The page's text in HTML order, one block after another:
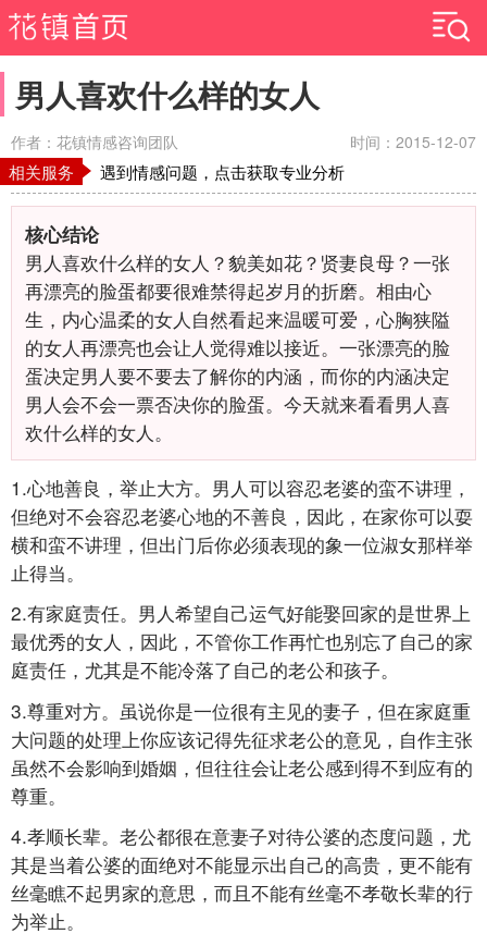
男人喜欢什么样的女人
作者：花镇情感咨询团队 时间：2015-12-07
相关服务 遇到情感问题，点击获取专业分析
核心结论
男人喜欢什么样的女人？貌美如花？贤妻良母？一张
再漂亮的脸蛋都要很难禁得起岁月的折磨。相由心
生，内心温柔的女人自然看起来温暖可爱，心胸狭隘
的女人再漂亮也会让人觉得难以接近。一张漂亮的脸
蛋决定男人要不要去了解你的内涵，而你的内涵决定
男人会不会一票否决你的脸蛋。今天就来看看男人喜
欢什么样的女人。
1.心地善良，举止大方。男人可以容忍老婆的蛮不讲理，
但绝对不会容忍老婆心地的不善良，因此，在家你可以耍
横和蛮不讲理，但出门后你必须表现的象一位淑女那样举
止得当。
2.有家庭责任。男人希望自己运气好能娶回家的是世界上
最优秀的女人，因此，不管你工作再忙也别忘了自己的家
庭责任，尤其是不能冷落了自己的老公和孩子。
3.尊重对方。虽说你是一位很有主见的妻子，但在家庭重
大问题的处理上你应该记得先征求老公的意见，自作主张
虽然不会影响到婚姻，但往往会让老公感到得不到应有的
尊重。
4.孝顺长辈。老公都很在意妻子对待公婆的态度问题，尤
其是当着公婆的面绝对不能显示出自己的高贵，更不能有
丝毫瞧不起男家的意思，而且不能有丝毫不孝敬长辈的行
为举止。